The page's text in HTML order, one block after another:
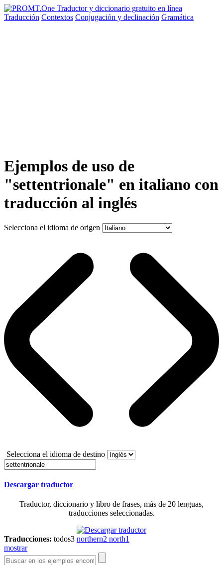
Traducción Contextos Conjugación y declinación Gramática
Ejemplos de uso de
"settentrionale" en italiano con
traducción al inglés
Selecciona el idioma de origen
Selecciona el idioma de destino
Descargar traductor
Traductor, diccionario y libro de frases, más de 20 lenguas,
traducciones seleccionadas.
Traducciones: todos3 northern2 north1
mostrar